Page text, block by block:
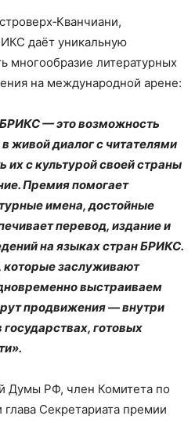
даёт уникальную
многообразие литературных
на международной арене:
— это возможность
живой диалог с читателями
их с культурой своей страны
Премия помогает
имена, достойные
перевод, издание и
на языках стран БРИКС.
заслуживают
выстраиваем
продвижения — внутри
готовых
Думы РФ, член Комитета по
Секретариата премии